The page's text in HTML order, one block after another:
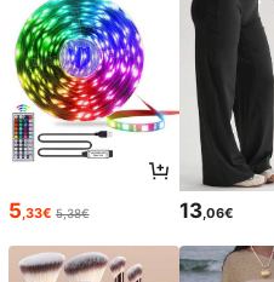
5,33€ 5,38€ 13,06€